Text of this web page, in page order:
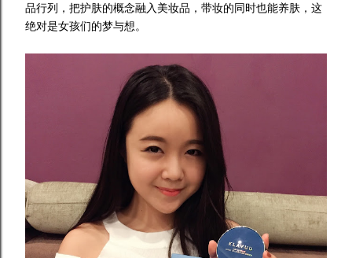
品行列，把护肤的概念融入美妆品，带妆的同时也能养肤，这
绝对是女孩们的梦与想。